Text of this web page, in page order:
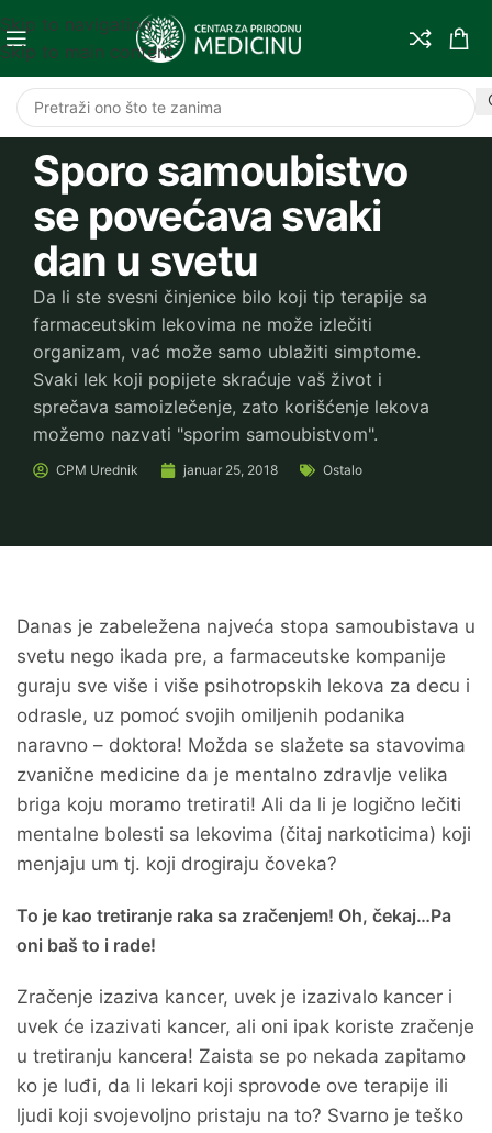
Skip to navigation
Skip to main content
Sporo samoubistvo
se povećava svaki
dan u svetu
Da li ste svesni činjenice bilo koji tip terapije sa
farmaceutskim lekovima ne može izlečiti
organizam, vać može samo ublažiti simptome.
Svaki lek koji popijete skraćuje vaš život i
sprečava samoizlečenje, zato korišćenje lekova
možemo nazvati "sporim samoubistvom".
CPM Urednik januar 25, 2018 Ostalo
Danas je zabeležena najveća stopa samoubistava u
svetu nego ikada pre, a farmaceutske kompanije
guraju sve više i više psihotropskih lekova za decu i
odrasle, uz pomoć svojih omiljenih podanika
naravno – doktora! Možda se slažete sa stavovima
zvanične medicine da je mentalno zdravlje velika
briga koju moramo tretirati! Ali da li je logično lečiti
mentalne bolesti sa lekovima (čitaj narkoticima) koji
menjaju um tj. koji drogiraju čoveka?
To je kao tretiranje raka sa zračenjem! Oh, čekaj…Pa
oni baš to i rade!
Zračenje izaziva kancer, uvek je izazivalo kancer i
uvek će izazivati kancer, ali oni ipak koriste zračenje
u tretiranju kancera! Zaista se po nekada zapitamo
ko je luđi, da li lekari koji sprovode ove terapije ili
ljudi koji svojevoljno pristaju na to? Svarno je teško